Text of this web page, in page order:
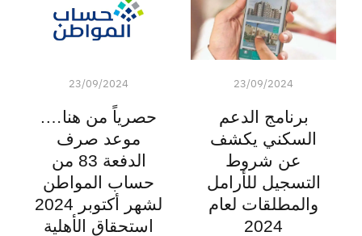
23/09/2024
برنامج الدعم
السكني يكشف
عن شروط
التسجيل للأرامل
والمطلقات لعام
2024
23/09/2024
حصرياً من هنا….
موعد صرف
الدفعة 83 من
حساب المواطن
لشهر أكتوبر 2024
استحقاق الأهلية